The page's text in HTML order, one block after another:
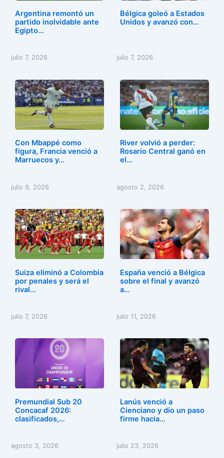
o
k
n
Argentina remontó un
partido inolvidable ante
Egipto…
julio 7, 2026
Bélgica goleó a Estados
Unidos y avanzó con…
julio 7, 2026
Con Mbappé como
figura, Francia venció a
Marruecos y…
julio 9, 2026
River volvió a perder:
Rosario Central ganó en
el…
agosto 2, 2026
Suiza eliminó a Colombia
por penales y será el
rival…
julio 7, 2026
España venció a Bélgica
sobre el final y avanzó
a…
julio 11, 2026
Premundial Sub 20
Concacaf 2026:
clasificados,…
agosto 3, 2026
Lanús venció a
Cienciano y dio un paso
firme hacia…
julio 23, 2026